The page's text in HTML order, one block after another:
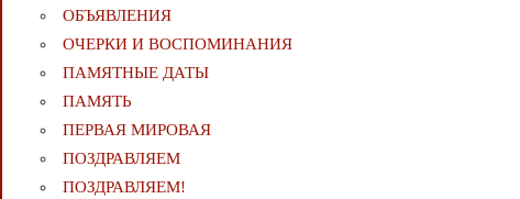
ОБЪЯВЛЕНИЯ
ОЧЕРКИ И ВОСПОМИНАНИЯ
ПАМЯТНЫЕ ДАТЫ
ПАМЯТЬ
ПЕРВАЯ МИРОВАЯ
ПОЗДРАВЛЯЕМ
ПОЗДРАВЛЯЕМ!